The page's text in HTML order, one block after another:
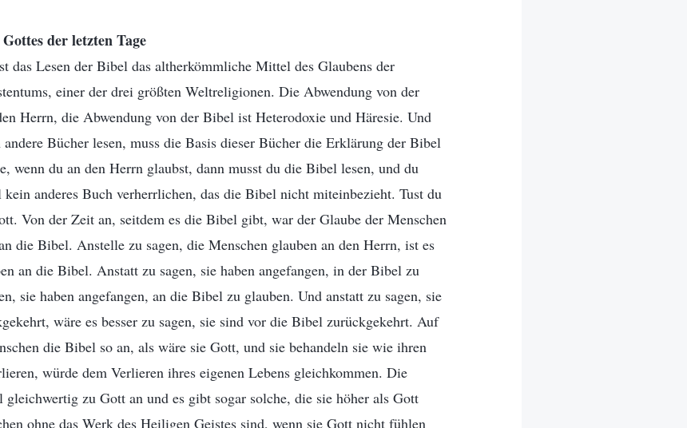
der letzten Tage
das Lesen der Bibel das altherkömmliche Mittel des Glaubens der
einer der drei größten Weltreligionen. Die Abwendung von der
Herrn, die Abwendung von der Bibel ist Heterodoxie und Häresie. Und
andere Bücher lesen, muss die Basis dieser Bücher die Erklärung der Bibel
wenn du an den Herrn glaubst, dann musst du die Bibel lesen, und du
anderes Buch verherrlichen, das die Bibel nicht miteinbezieht. Tust du
Von der Zeit an, seitdem es die Bibel gibt, war der Glaube der Menschen
die Bibel. Anstelle zu sagen, die Menschen glauben an den Herrn, ist es
an die Bibel. Anstatt zu sagen, sie haben angefangen, in der Bibel zu
sie haben angefangen, an die Bibel zu glauben. Und anstatt zu sagen, sie
wäre es besser zu sagen, sie sind vor die Bibel zurückgekehrt. Auf
die Bibel so an, als wäre sie Gott, und sie behandeln sie wie ihren
würde dem Verlieren ihres eigenen Lebens gleichkommen. Die
gleichwertig zu Gott an und es gibt sogar solche, die sie höher als Gott
ohne das Werk des Heiligen Geistes sind, wenn sie Gott nicht fühlen